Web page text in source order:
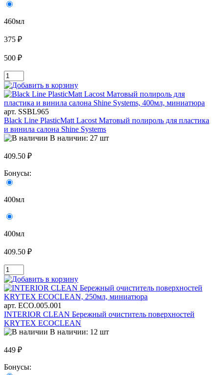
460мл
375 ₽
500 ₽
арт. SSBL965
Black Line PlasticMatt Lacost Матовый полироль для пластика
и винила салона Shine Systems
В наличии: 27 шт
409.50 ₽
Бонусы:
400мл
400мл
409.50 ₽
арт. ECO.005.001
INTERIOR CLEAN Бережный очиститель поверхностей
KRYTEX ECOCLEAN
В наличии: 12 шт
449 ₽
Бонусы: